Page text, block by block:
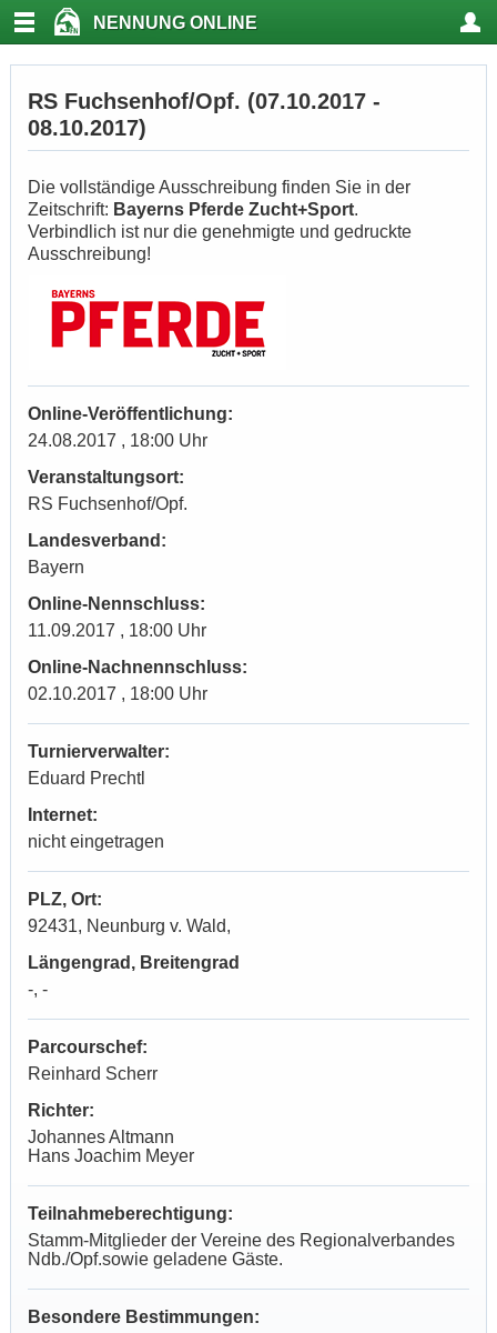
NENNUNG ONLINE
RS Fuchsenhof/Opf. (07.10.2017 -
08.10.2017)
Die vollständige Ausschreibung finden Sie in der
Zeitschrift: Bayerns Pferde Zucht+Sport.
Verbindlich ist nur die genehmigte und gedruckte
Ausschreibung!
Online-Veröffentlichung:
24.08.2017 , 18:00 Uhr
Veranstaltungsort:
RS Fuchsenhof/Opf.
Landesverband:
Bayern
Online-Nennschluss:
11.09.2017 , 18:00 Uhr
Online-Nachnennschluss:
02.10.2017 , 18:00 Uhr
Turnierverwalter:
Eduard Prechtl
Internet:
nicht eingetragen
PLZ, Ort:
92431, Neunburg v. Wald,
Längengrad, Breitengrad
-, -
Parcourschef:
Reinhard Scherr
Richter:
Johannes Altmann
Hans Joachim Meyer
Teilnahmeberechtigung:
Stamm-Mitglieder der Vereine des Regionalverbandes
Ndb./Opf.sowie geladene Gäste.
Besondere Bestimmungen: